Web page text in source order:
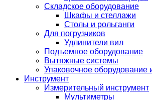
Складское оборудование
Шкафы и стеллажи
Столы и рольганги
Для погрузчиков
Удлинители вил
Подъемное оборудование
Вытяжные системы
Упаковочное оборудование
Инструмент
Измерительный инструмент
Мультиметры